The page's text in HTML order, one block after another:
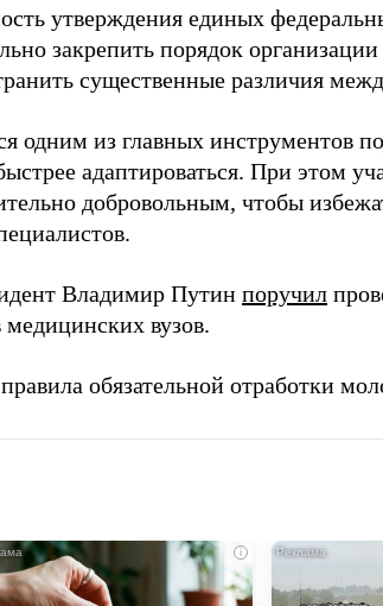
утверждения единых
закрепить порядок
существенные различия
одним из главных инструментов
адаптироваться. При этом
добровольным, чтобы
Владимир Путин поручил
медицинских вузов.
правила обязательной отработки
i